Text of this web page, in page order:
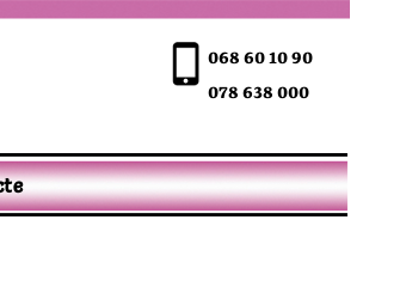
068 60 10 90
078 638 000